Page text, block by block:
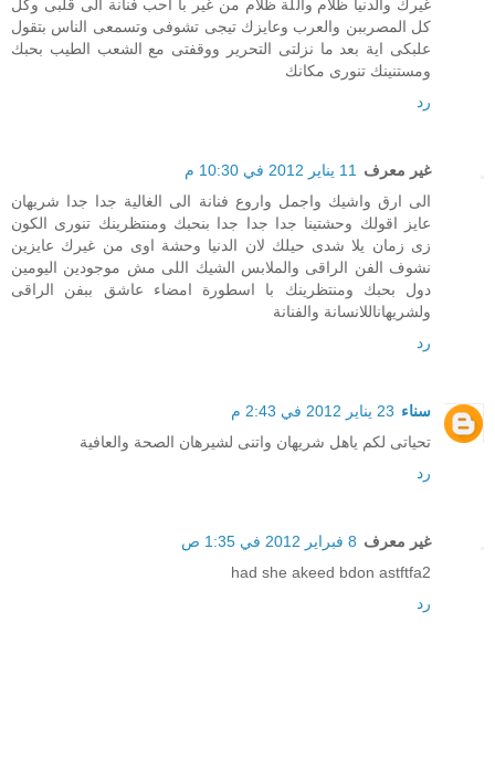
غيرك والدنيا ظلام واللة ظلام من غير با احب فنانة الى قلبى وكل
كل المصرببن والعرب وعايزك تيجى تشوفى وتسمعى الناس بتقول
علبكى اية بعد ما نزلتى التحرير ووقفتى مع الشعب الطيب بحبك
ومستنينك تنورى مكانك
رد
غير معرف
11 يناير 2012 في 10:30 م
الى ارق واشيك واجمل واروع فنانة الى الغالية جدا جدا شريهان
عايز اقولك وحشتينا جدا جدا جدا بنحبك ومنتظرينك تنورى الكون
زى زمان يلا شدى حيلك لان الدنيا وحشة اوى من غيرك عايزين
نشوف الفن الراقى والملابس الشيك اللى مش موجودين اليومين
دول بحبك ومنتظرينك با اسطورة امضاء عاشق ببفن الراقى
ولشريهاناللانسانة والفنانة
رد
سناء 23 يناير 2012 في 2:43 م
تحياتى لكم ياهل شريهان واتنى لشيرهان الصحة والعافية
رد
غير معرف 8 فبراير 2012 في 1:35 ص
had she akeed bdon astftfa2
رد